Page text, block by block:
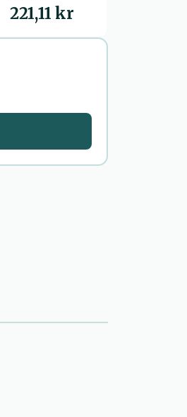
221,11 kr